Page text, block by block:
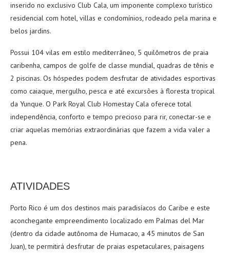
inserido no exclusivo Club Cala, um imponente complexo turístico
residencial com hotel, villas e condomínios, rodeado pela marina e
belos jardins.
Possui 104 vilas em estilo mediterrâneo, 5 quilômetros de praia
caribenha, campos de golfe de classe mundial, quadras de tênis e
2 piscinas. Os hóspedes podem desfrutar de atividades esportivas
como caiaque, mergulho, pesca e até excursões à floresta tropical
da Yunque. O Park Royal Club Homestay Cala oferece total
independência, conforto e tempo precioso para rir, conectar-se e
criar aquelas memórias extraordinárias que fazem a vida valer a
pena.
ATIVIDADES
Porto Rico é um dos destinos mais paradisíacos do Caribe e este
aconchegante empreendimento localizado em Palmas del Mar
(dentro da cidade autônoma de Humacao, a 45 minutos de San
Juan), te permitirá desfrutar de praias espetaculares, paisagens